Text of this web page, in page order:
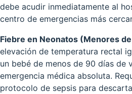
debe acudir inmediatamente al
centro de emergencias más
Fiebre en Neonatos (Menores
elevación de temperatura rectal
un bebé de menos de 90 días de
emergencia médica absoluta.
protocolo de sepsis para